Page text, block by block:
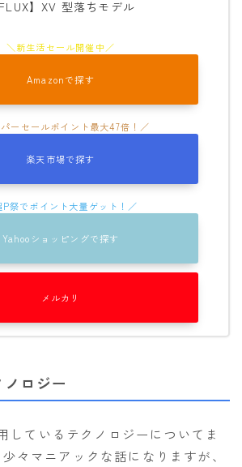
FLUX】XV 型落ちモデル
Amazonで探す
楽天市場で探す
Yahooショッピングで探す
メルカリ
ロジー
しているテクノロジーについてま
々マニアックな話になりますが、